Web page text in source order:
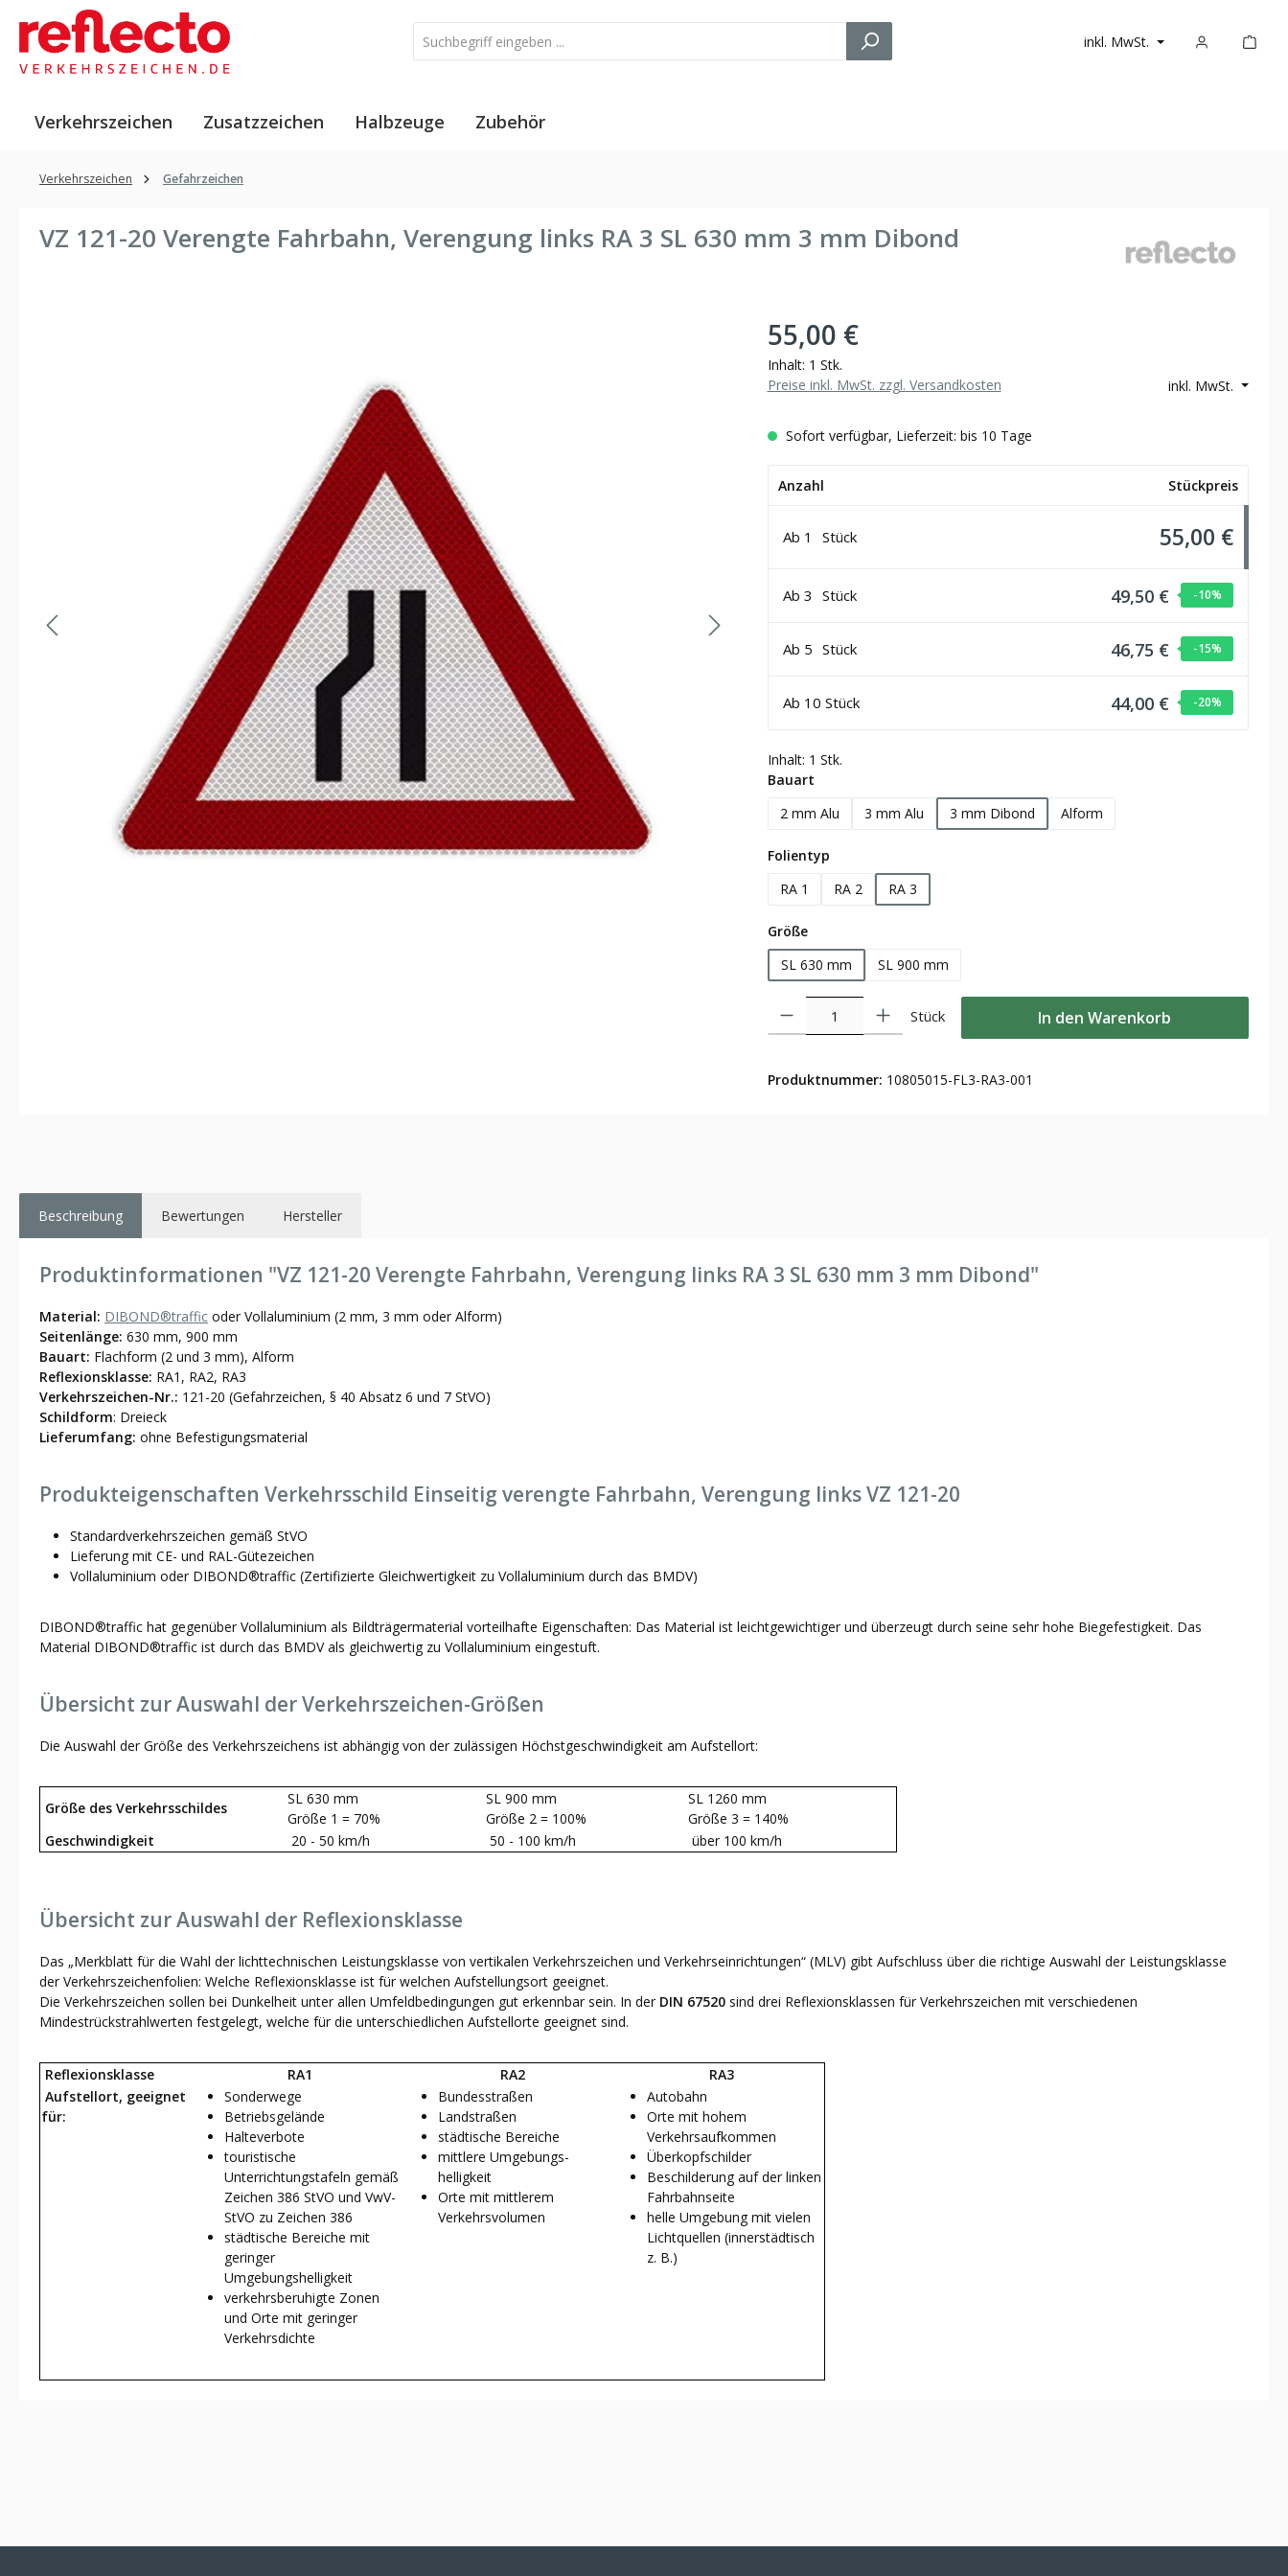
Hauptinhalt springen
Zur Suche springen
Zur Hauptnavigation springen
inkl. MwSt.
Verkehrszeichen Zusatzzeichen Halbzeuge Zubehör
Verkehrszeichen Gefahrzeichen
VZ 121-20 Verengte Fahrbahn, Verengung links RA 3 SL 630 mm 3 mm Dibond
55,00 €
Inhalt: 1 Stk.
inkl. MwSt.
Preise inkl. MwSt. zzgl. Versandkosten
Sofort verfügbar, Lieferzeit: bis 10 Tage
Anzahl Stückpreis
Ab 1 Stück 55,00 €
Ab 3 Stück 49,50 € -10%
Ab 5 Stück 46,75 € -15%
Ab 10 Stück 44,00 € -20%
Inhalt: 1 Stk.
Bauartauswählen
2 mm Alu
3 mm Alu 3 mm Dibond Alform
Folientypauswählen
RA 1
RA 2 RA 3
Größeauswählen
SL 630 mm
SL 900 mm
Stück In den Warenkorb
Produktnummer: 10805015-FL3-RA3-001
Beschreibung Bewertungen Hersteller
Produktinformationen "VZ 121-20 Verengte Fahrbahn, Verengung links RA 3 SL 630 mm 3 mm Dibond"
Material: DIBOND®traffic oder Vollaluminium (2 mm, 3 mm oder Alform)
Seitenlänge: 630 mm, 900 mm
Bauart: Flachform (2 und 3 mm), Alform
Reflexionsklasse: RA1, RA2, RA3
Verkehrszeichen-Nr.: 121-20 (Gefahrzeichen, § 40 Absatz 6 und 7 StVO)
Schildform: Dreieck
Lieferumfang: ohne Befestigungsmaterial
Produkteigenschaften Verkehrsschild Einseitig verengte Fahrbahn, Verengung links VZ 121-20
Standardverkehrszeichen gemäß StVO
Lieferung mit CE- und RAL-Gütezeichen
Vollaluminium oder DIBOND®traffic (Zertifizierte Gleichwertigkeit zu Vollaluminium durch das BMDV)
DIBOND®traffic hat gegenüber Vollaluminium als Bildträgermaterial vorteilhafte Eigenschaften: Das Material ist leichtgewichtiger und überzeugt durch seine sehr hohe Biegefestigkeit. Das
Material DIBOND®traffic ist durch das BMDV als gleichwertig zu Vollaluminium eingestuft.
Übersicht zur Auswahl der Verkehrszeichen-Größen
Die Auswahl der Größe des Verkehrszeichens ist abhängig von der zulässigen Höchstgeschwindigkeit am Aufstellort:
Größe des Verkehrsschildes
SL 630 mm
Größe 1 = 70%
SL 900 mm
Größe 2 = 100%
SL 1260 mm
Größe 3 = 140%
Geschwindigkeit
20 - 50 km/h 50 - 100 km/h über 100 km/h
Übersicht zur Auswahl der Reflexionsklasse
Das „Merkblatt für die Wahl der lichttechnischen Leistungsklasse von vertikalen Verkehrszeichen und Verkehrseinrichtungen“ (MLV) gibt Aufschluss über die richtige Auswahl der Leistungsklasse
der Verkehrszeichenfolien: Welche Reflexionsklasse ist für welchen Aufstellungsort geeignet.
Die Verkehrszeichen sollen bei Dunkelheit unter allen Umfeldbedingungen gut erkennbar sein. In der DIN 67520 sind drei Reflexionsklassen für Verkehrszeichen mit verschiedenen
Mindestrückstrahlwerten festgelegt, welche für die unterschiedlichen Aufstellorte geeignet sind.
Reflexionsklasse RA1 RA2
RA3
Aufstellort, geeignet
für:
Sonderwege
Betriebsgelände
Halteverbote
touristische
Unterrichtungstafeln gemäß
Zeichen 386 StVO und VwV-
StVO zu Zeichen 386
städtische Bereiche mit
geringer
Umgebungshelligkeit
verkehrsberuhigte Zonen
und Orte mit geringer
Verkehrsdichte
Bundesstraßen
Landstraßen
städtische Bereiche
mittlere Umgebungs-
helligkeit
Orte mit mittlerem
Verkehrsvolumen
Autobahn
Orte mit hohem
Verkehrsaufkommen
Überkopfschilder
Beschilderung auf der linken
Fahrbahnseite
helle Umgebung mit vielen
Lichtquellen (innerstädtisch
z. B.)